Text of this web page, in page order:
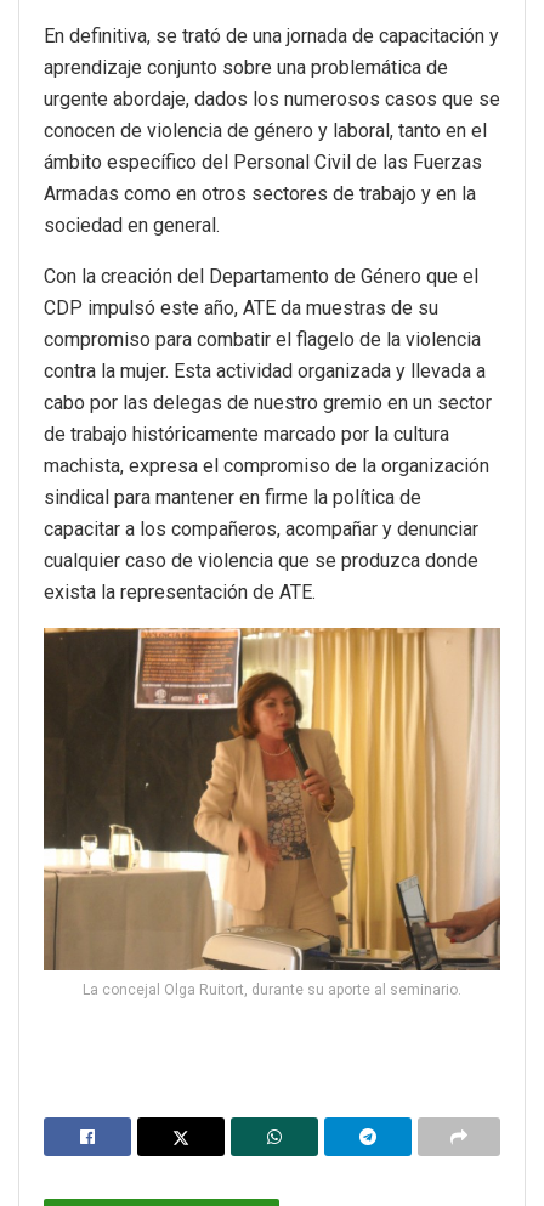
En definitiva, se trató de una jornada de capacitación y
aprendizaje conjunto sobre una problemática de
urgente abordaje, dados los numerosos casos que se
conocen de violencia de género y laboral, tanto en el
ámbito específico del Personal Civil de las Fuerzas
Armadas como en otros sectores de trabajo y en la
sociedad en general.
Con la creación del Departamento de Género que el
CDP impulsó este año, ATE da muestras de su
compromiso para combatir el flagelo de la violencia
contra la mujer. Esta actividad organizada y llevada a
cabo por las delegas de nuestro gremio en un sector
de trabajo históricamente marcado por la cultura
machista, expresa el compromiso de la organización
sindical para mantener en firme la política de
capacitar a los compañeros, acompañar y denunciar
cualquier caso de violencia que se produzca donde
exista la representación de ATE.
La concejal Olga Ruitort, durante su aporte al seminario.